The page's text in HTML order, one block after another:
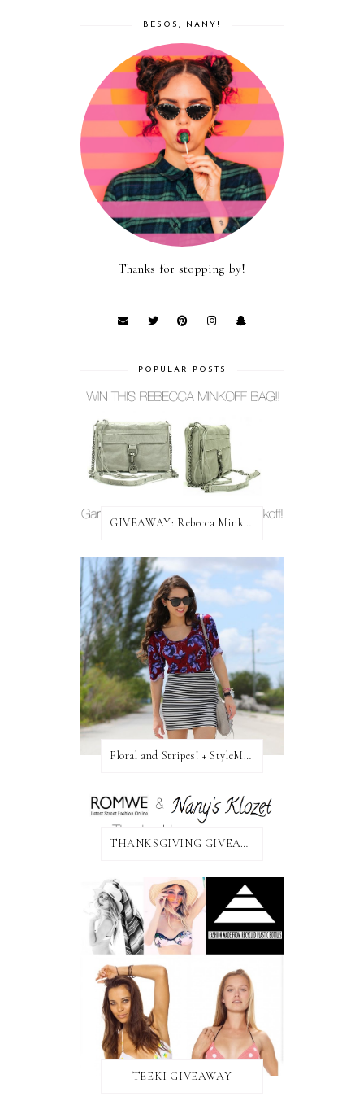
BESOS, NANY!
Thanks for stopping by!
POPULAR POSTS
GIVEAWAY: Rebecca Minkoff Bag!
Floral and Stripes! + StyleMint GIVEAWAY!
THANKSGIVING GIVEAWAY!
TEEKI GIVEAWAY